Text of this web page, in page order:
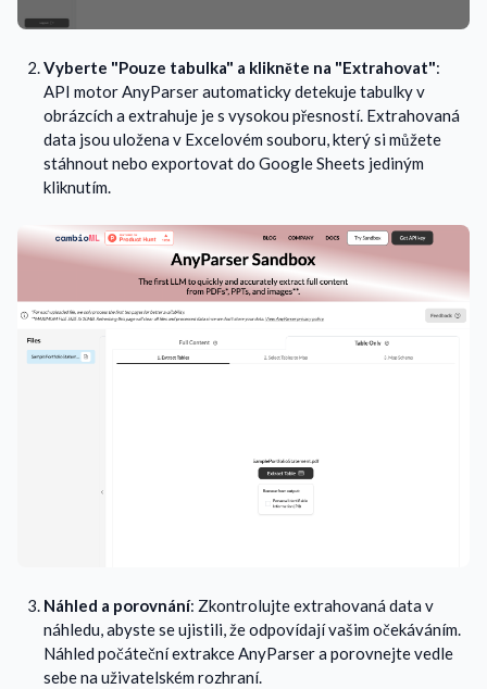
Vyberte "Pouze tabulka" a klikněte na "Extrahovat":
API motor AnyParser automaticky detekuje tabulky v
obrázcích a extrahuje je s vysokou přesností. Extrahovaná
data jsou uložena v Excelovém souboru, který si můžete
stáhnout nebo exportovat do Google Sheets jediným
kliknutím.
Náhled a porovnání: Zkontrolujte extrahovaná data v
náhledu, abyste se ujistili, že odpovídají vašim očekáváním.
Náhled počáteční extrakce AnyParser a porovnejte vedle
sebe na uživatelském rozhraní.